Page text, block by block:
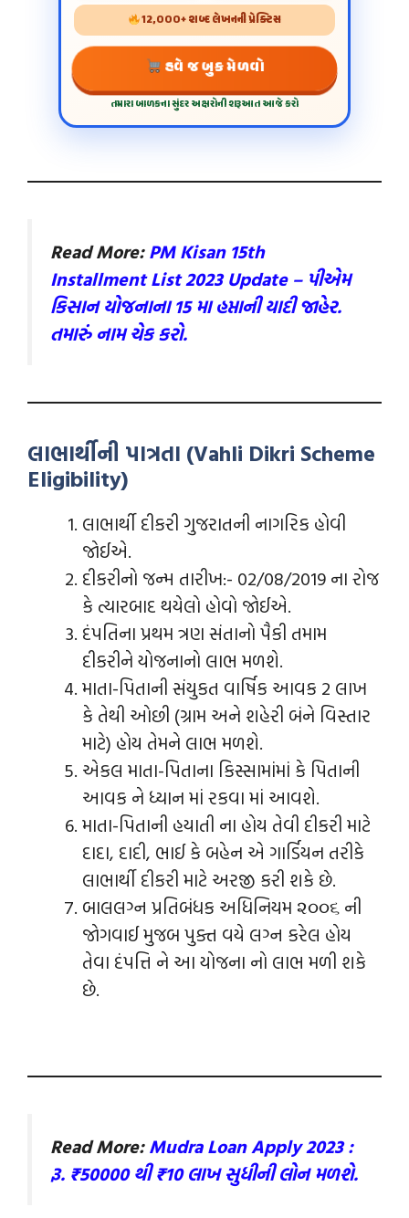
12,000+ શબ્દ લેખનની પ્રેક્ટિસ
હવે જ બુક મેળવો
તમારા બાળકના સુંદર અક્ષરોની શરૂઆત આજે કરો
Read More:PM Kisan 15th
Installment List 2023 Update – પીએમ
કિસાન યોજનાના 15 મા હપ્તાની યાદી જાહેર.
તમારું નામ ચેક કરો.
લાભાર્થીની પાત્રતા (Vahli Dikri Scheme
Eligibility)
લાભાર્થી દીકરી ગુજરાતની નાગરિક હોવી
જોઈએ.
દીકરીનો જન્મ તારીખ:- 02/08/2019 ના રોજ
કે ત્યારબાદ થયેલો હોવો જોઈએ.
દંપતિના પ્રથમ ત્રણ સંતાનો પૈકી તમામ
દીકરીને યોજનાનો લાભ મળશે.
માતા-પિતાની સંયુકત વાર્ષિક આવક 2 લાખ
કે તેથી ઓછી (ગ્રામ અને શહેરી બંને વિસ્તાર
માટે) હોય તેમને લાભ મળશે.
એકલ માતા-પિતાના કિસ્સામાંમાં કે પિતાની
આવક ને ધ્યાન માં રકવા માં આવશે.
માતા-પિતાની હયાતી ના હોય તેવી દીકરી માટે
દાદા, દાદી, ભાઈ કે બહેન એ ગાર્ડિયન તરીકે
લાભાર્થી દીકરી માટે અરજી કરી શકે છે.
બાલલગ્ન પ્રતિબંધક અધિનિયમ ૨૦૦૬ ની
જોગવાઈ મુજબ પુક્ત વયે લગ્ન કરેલ હોય
તેવા દંપત્તિ ને આ યોજના નો લાભ મળી શકે
છે.
Read More:Mudra Loan Apply 2023 :
રૂ. ₹50000 થી ₹10 લાખ સુધીની લોન મળશે.